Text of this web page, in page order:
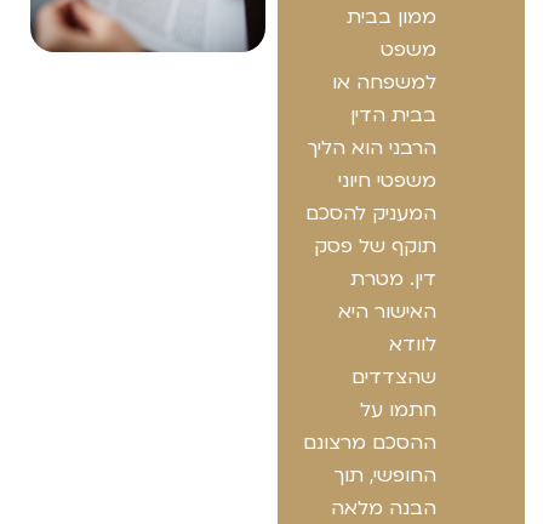
ממון בבית
משפט
למשפחה או
בבית הדין
הרבני הוא הליך
משפטי חיוני
המעניק להסכם
תוקף של פסק
דין. מטרת
האישור היא
לוודא
שהצדדים
חתמו על
ההסכם מרצונם
החופשי, תוך
הבנה מלאה